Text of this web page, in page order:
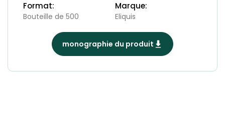
Format:
Bouteille de 500
Marque:
Eliquis
monographie du produit